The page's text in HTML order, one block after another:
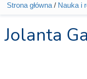
Jesteś tutaj
Strona główna/ Nauka i
Jolanta